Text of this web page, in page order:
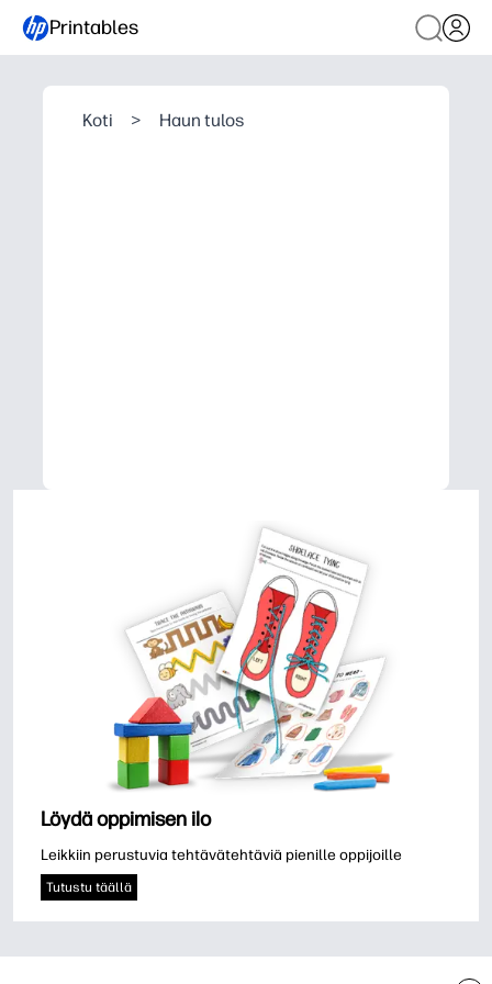
Printables
Koti > Haun tulos
Löydä oppimisen ilo
Leikkiin perustuvia tehtävätehtäviä pienille oppijoille
Tutustu täällä